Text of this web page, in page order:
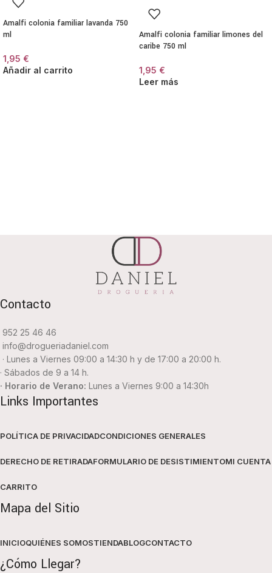
Amalfi colonia familiar lavanda 750
ml
1,95 €
Añadir al carrito
Amalfi colonia familiar limones del
caribe 750 ml
1,95 €
Leer más
Contacto
952 25 46 46
info@drogueriadaniel.com
· Lunes a Viernes 09:00 a 14:30 h y de 17:00 a 20:00 h.
· Sábados de 9 a 14 h.
· Horario de Verano: Lunes a Viernes 9:00 a 14:30h
Links Importantes
POLÍTICA DE PRIVACIDADCONDICIONES GENERALES
DERECHO DE RETIRADAFORMULARIO DE DESISTIMIENTOMI CUENTA
CARRITO
Mapa del Sitio
INICIOQUIÉNES SOMOSTIENDABLOGCONTACTO
¿Cómo Llegar?